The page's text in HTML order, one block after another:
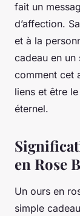
fait un
d’affection.
et à la
cadeau en
comment cet
liens et être
éternel.
en Rose
Un ours en
simple